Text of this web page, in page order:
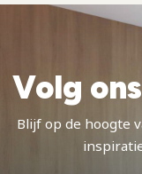
Volg
Blijf op de hoogte